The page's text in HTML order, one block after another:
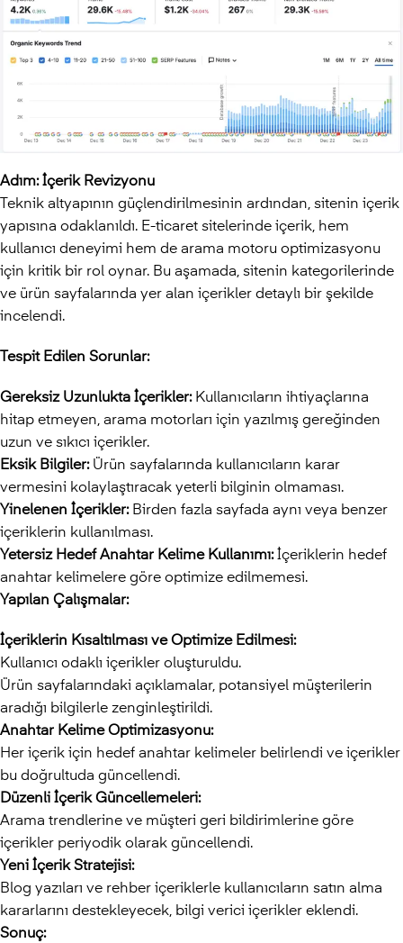
Adım: İçerik Revizyonu
Teknik altyapının güçlendirilmesinin ardından, sitenin içerik
yapısına odaklanıldı. E-ticaret sitelerinde içerik, hem
kullanıcı deneyimi hem de arama motoru optimizasyonu
için kritik bir rol oynar. Bu aşamada, sitenin kategorilerinde
ve ürün sayfalarında yer alan içerikler detaylı bir şekilde
incelendi.
Tespit Edilen Sorunlar:
Gereksiz Uzunlukta İçerikler:Kullanıcıların ihtiyaçlarına
hitap etmeyen, arama motorları için yazılmış gereğinden
uzun ve sıkıcı içerikler.
Eksik Bilgiler:Ürün sayfalarında kullanıcıların karar
vermesini kolaylaştıracak yeterli bilginin olmaması.
Yinelenen İçerikler:Birden fazla sayfada aynı veya benzer
içeriklerin kullanılması.
Yetersiz Hedef Anahtar Kelime Kullanımı:İçeriklerin hedef
anahtar kelimelere göre optimize edilmemesi.
Yapılan Çalışmalar:
İçeriklerin Kısaltılması ve Optimize Edilmesi:
Kullanıcı odaklı içerikler oluşturuldu.
Ürün sayfalarındaki açıklamalar, potansiyel müşterilerin
aradığı bilgilerle zenginleştirildi.
Anahtar Kelime Optimizasyonu:
Her içerik için hedef anahtar kelimeler belirlendi ve içerikler
bu doğrultuda güncellendi.
Düzenli İçerik Güncellemeleri:
Arama trendlerine ve müşteri geri bildirimlerine göre
içerikler periyodik olarak güncellendi.
Yeni İçerik Stratejisi:
Blog yazıları ve rehber içeriklerle kullanıcıların satın alma
kararlarını destekleyecek, bilgi verici içerikler eklendi.
Sonuç: